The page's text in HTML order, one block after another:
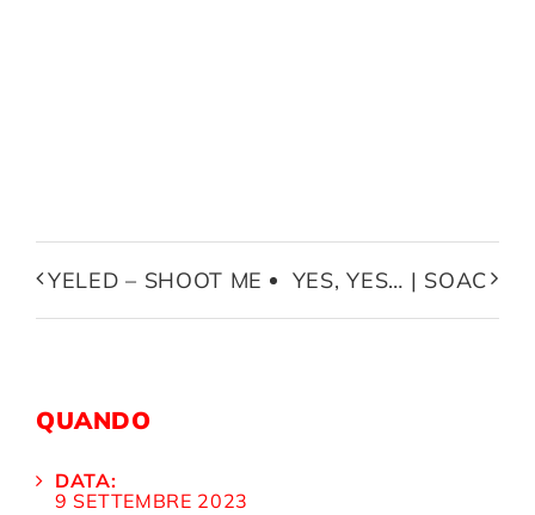
YELED – SHOOT ME YES, YES… | SOAC
QUANDO
DATA:
9 SETTEMBRE 2023